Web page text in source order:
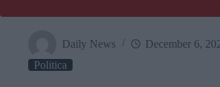
Daily News
December 6,
Politica